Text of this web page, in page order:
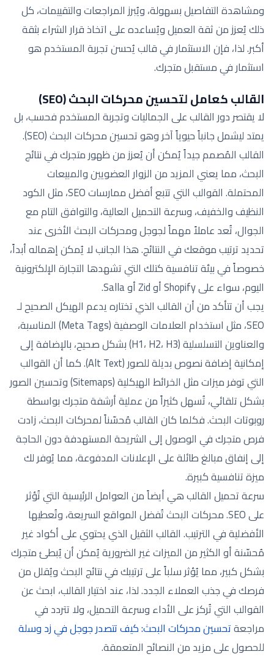
ومشاهدة التفاصيل بسهولة، ويُبرز المراجعات والتقييمات، كل
ذلك يُعزز من ثقة العميل ويُساعده على اتخاذ قرار الشراء بثقة
أكبر. لذا، فإن الاستثمار في قالب يُحسن تجربة المستخدم هو
استثمار في مستقبل متجرك.
القالب كعامل لتحسين محركات البحث (SEO)
لا يقتصر دور القالب على الجماليات وتجربة المستخدم فحسب، بل
يمتد ليشمل جانباً حيوياً آخر وهو تحسين محركات البحث (SEO).
القالب المُصمم جيداً يُمكن أن يُعزز من ظهور متجرك في نتائج
البحث، مما يعني المزيد من الزوار العضويين والمبيعات
المحتملة. القوالب التي تتبع أفضل ممارسات SEO، مثل الكود
النظيف والخفيف، وسرعة التحميل العالية، والتوافق التام مع
الجوال، تُعد عاملاً مهماً لجوجل ومحركات البحث الأخرى عند
تحديد ترتيب موقعك في النتائج. هذا الجانب لا يُمكن إهماله أبداً،
خصوصاً في بيئة تنافسية كتلك التي تشهدها التجارة الإلكترونية
اليوم، سواء على Shopify أو Zid أو Salla.
يجب أن تتأكد من أن القالب الذي تختاره يدعم الهيكل الصحيح لـ
SEO، مثل استخدام العلامات الوصفية (Meta Tags) المناسبة،
والعناوين التسلسلية (H1، H2، H3) بشكل صحيح، بالإضافة إلى
إمكانية إضافة نصوص بديلة للصور (Alt Text). كما أن القوالب
التي توفر ميزات مثل الخرائط الهيكلية (Sitemaps) وتحسين الصور
بشكل تلقائي، تُسهل كثيراً من عملية أرشفة متجرك بواسطة
روبوتات البحث. فكلما كان القالب مُحسّناً لمحركات البحث، زادت
فرص متجرك في الوصول إلى الشريحة المستهدفة دون الحاجة
إلى إنفاق مبالغ طائلة على الإعلانات المدفوعة، مما يُوفر لك
ميزة تنافسية كبيرة.
سرعة تحميل القالب هي أيضاً من العوامل الرئيسية التي تُؤثر
على SEO. محركات البحث تُفضل المواقع السريعة، وتُعطيها
الأفضلية في الترتيب. القالب الثقيل الذي يحتوي على أكواد غير
مُحسّنة أو الكثير من الميزات غير الضرورية يُمكن أن يُبطئ متجرك
بشكل كبير، مما يُؤثر سلباً على ترتيبك في نتائج البحث ويُقلل من
فرصك في جذب العملاء الجدد. لذا، عند اختيار القالب، ابحث عن
القوالب التي تُركز على الأداء وسرعة التحميل، ولا تتردد في
مراجعةتحسين محركات البحث: كيف تتصدر جوجل في زد وسلة
للحصول على مزيد من النصائح المتعمقة.